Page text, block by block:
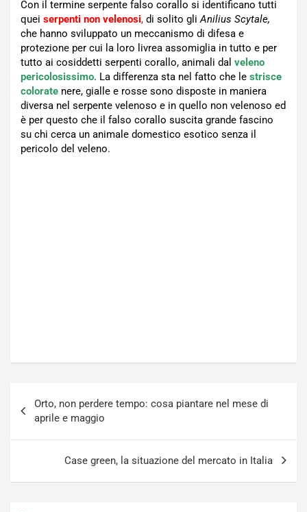
Con il termine serpente falso corallo si identificano tutti
quei serpenti non velenosi, di solito gli Anilius Scytale,
che hanno sviluppato un meccanismo di difesa e
protezione per cui la loro livrea assomiglia in tutto e per
tutto ai cosiddetti serpenti corallo, animali dal veleno
pericolosissimo. La differenza sta nel fatto che le strisce
colorate nere, gialle e rosse sono disposte in maniera
diversa nel serpente velenoso e in quello non velenoso ed
è per questo che il falso corallo suscita grande fascino
su chi cerca un animale domestico esotico senza il
pericolo del veleno.
articoli
Orto, non perdere tempo: cosa piantare nel mese di
aprile e maggio
Case green, la situazione del mercato in Italia